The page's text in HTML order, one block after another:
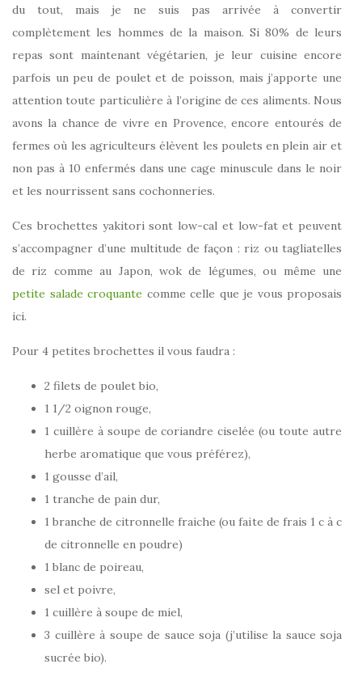
du tout, mais je ne suis pas arrivée à convertir
complètement les hommes de la maison. Si 80% de leurs
repas sont maintenant végétarien, je leur cuisine encore
parfois un peu de poulet et de poisson, mais j’apporte une
attention toute particulière à l’origine de ces aliments. Nous
avons la chance de vivre en Provence, encore entourés de
fermes où les agriculteurs élèvent les poulets en plein air et
non pas à 10 enfermés dans une cage minuscule dans le noir
et les nourrissent sans cochonneries.
Ces brochettes yakitori sont low-cal et low-fat et peuvent
s’accompagner d’une multitude de façon : riz ou tagliatelles
de riz comme au Japon, wok de légumes, ou même une
petite salade croquante comme celle que je vous proposais
ici.
Pour 4 petites brochettes il vous faudra :
2 filets de poulet bio,
1 1/2 oignon rouge,
1 cuillère à soupe de coriandre ciselée (ou toute autre
herbe aromatique que vous préférez),
1 gousse d’ail,
1 tranche de pain dur,
1 branche de citronnelle fraiche (ou faite de frais 1 c à c
de citronnelle en poudre)
1 blanc de poireau,
sel et poivre,
1 cuillère à soupe de miel,
3 cuillère à soupe de sauce soja (j’utilise la sauce soja
sucrée bio).